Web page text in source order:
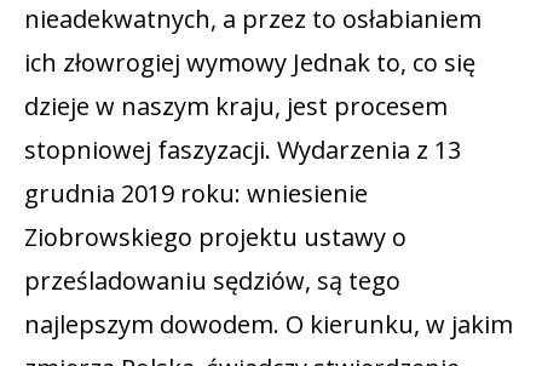
nieadekwatnych, a przez to osłabianiem
ich złowrogiej wymowy Jednak to, co się
dzieje w naszym kraju, jest procesem
stopniowej faszyzacji. Wydarzenia z 13
grudnia 2019 roku: wniesienie
Ziobrowskiego projektu ustawy o
prześladowaniu sędziów, są tego
najlepszym dowodem. O kierunku, w jakim